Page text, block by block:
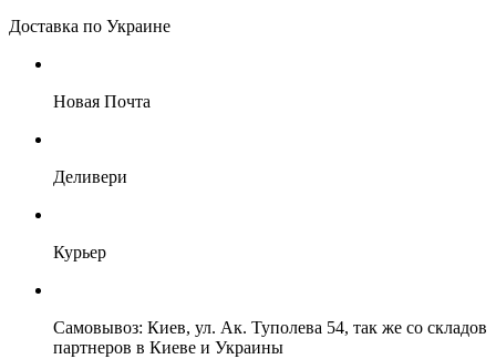
Доставка по Украине
Новая Почта
Деливери
Курьер
Самовывоз: Киев, ул. Ак. Туполева 54, так же со складов
партнеров в Киеве и Украины